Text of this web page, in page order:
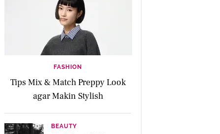
FASHION
Tips Mix & Match Preppy Look
agar Makin Stylish
BEAUTY